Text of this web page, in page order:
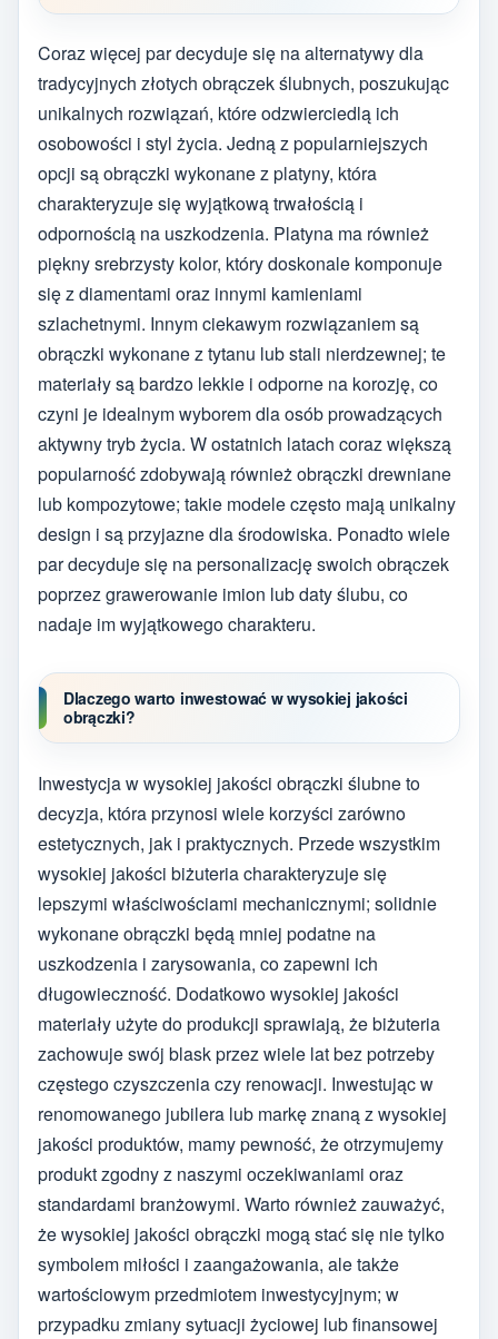
Coraz więcej par decyduje się na alternatywy dla
tradycyjnych złotych obrączek ślubnych, poszukując
unikalnych rozwiązań, które odzwierciedlą ich
osobowości i styl życia. Jedną z popularniejszych
opcji są obrączki wykonane z platyny, która
charakteryzuje się wyjątkową trwałością i
odpornością na uszkodzenia. Platyna ma również
piękny srebrzysty kolor, który doskonale komponuje
się z diamentami oraz innymi kamieniami
szlachetnymi. Innym ciekawym rozwiązaniem są
obrączki wykonane z tytanu lub stali nierdzewnej; te
materiały są bardzo lekkie i odporne na korozję, co
czyni je idealnym wyborem dla osób prowadzących
aktywny tryb życia. W ostatnich latach coraz większą
popularność zdobywają również obrączki drewniane
lub kompozytowe; takie modele często mają unikalny
design i są przyjazne dla środowiska. Ponadto wiele
par decyduje się na personalizację swoich obrączek
poprzez grawerowanie imion lub daty ślubu, co
nadaje im wyjątkowego charakteru.
Dlaczego warto inwestować w wysokiej jakości
obrączki?
Inwestycja w wysokiej jakości obrączki ślubne to
decyzja, która przynosi wiele korzyści zarówno
estetycznych, jak i praktycznych. Przede wszystkim
wysokiej jakości biżuteria charakteryzuje się
lepszymi właściwościami mechanicznymi; solidnie
wykonane obrączki będą mniej podatne na
uszkodzenia i zarysowania, co zapewni ich
długowieczność. Dodatkowo wysokiej jakości
materiały użyte do produkcji sprawiają, że biżuteria
zachowuje swój blask przez wiele lat bez potrzeby
częstego czyszczenia czy renowacji. Inwestując w
renomowanego jubilera lub markę znaną z wysokiej
jakości produktów, mamy pewność, że otrzymujemy
produkt zgodny z naszymi oczekiwaniami oraz
standardami branżowymi. Warto również zauważyć,
że wysokiej jakości obrączki mogą stać się nie tylko
symbolem miłości i zaangażowania, ale także
wartościowym przedmiotem inwestycyjnym; w
przypadku zmiany sytuacji życiowej lub finansowej